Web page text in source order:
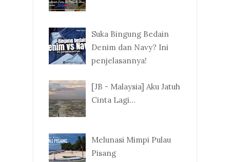
Suka Bingung Bedain
Denim dan Navy? Ini
penjelasannya!
[JB - Malaysia] Aku Jatuh
Cinta Lagi...
Melunasi Mimpi Pulau
Pisang